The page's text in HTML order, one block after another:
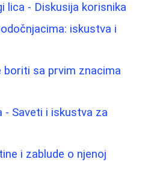
lica - Diskusija korisnika
iskustva i
boriti sa prvim znacima
- Saveti i iskustva za
i zablude o njenoj